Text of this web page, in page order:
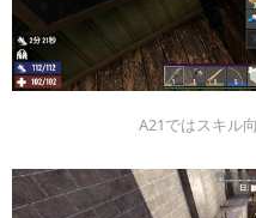
A21ではスキル